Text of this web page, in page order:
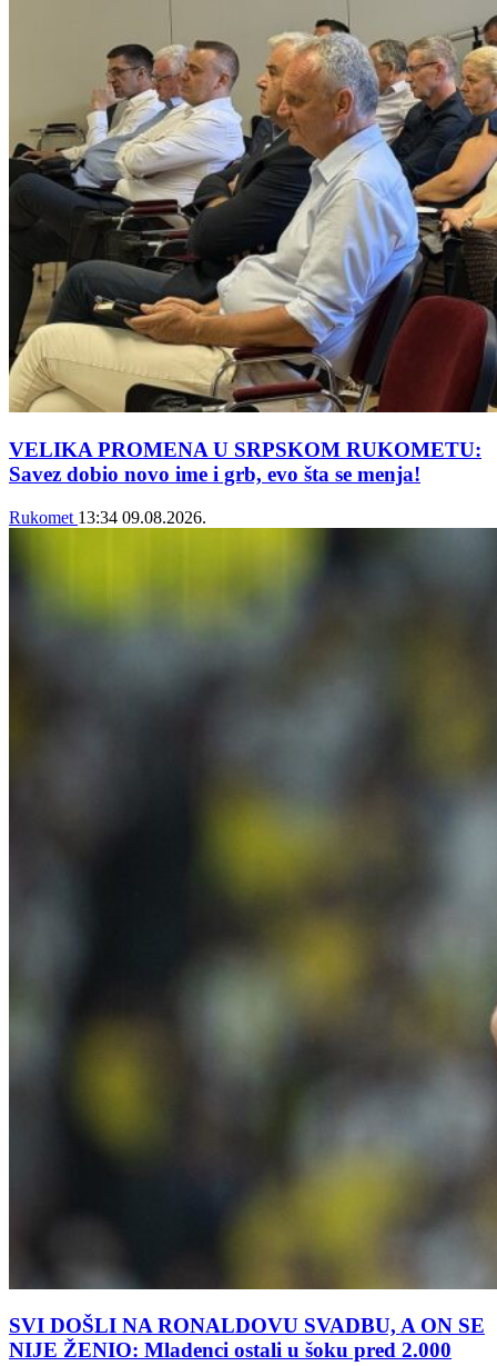
VELIKA PROMENA U SRPSKOM RUKOMETU:
Savez dobio novo ime i grb, evo šta se menja!
Rukomet 13:34 09.08.2026.
SVI DOŠLI NA RONALDOVU SVADBU, A ON SE
NIJE ŽENIO: Mladenci ostali u šoku pred 2.000